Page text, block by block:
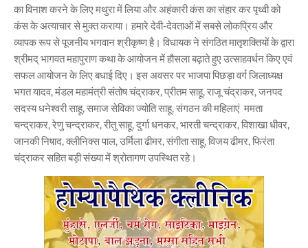
का विनाश करने के लिए मथुरा में लिया और अहंकारी कंस का संहार कर पृथ्वी को
कंस के अत्याचार से मुक्त कराया। हमारे देवी-देवताओं में सबसे लोकप्रिय और
व्यापक रूप से पूजनीय भगवान श्रीकृष्ण है। विधायक ने संगठित मातृशक्तियों के द्वारा
श्रीमद् भागवत महापुराण कथा के आयोजन में हौसला बढ़ाते हुए उत्साहवर्धन किए एवं
सफल आयोजन के लिए बधाई दिए। इस अवसर पर भाजपा पिछड़ा वर्ग जिलाध्यक्ष
भगत यादव, मंडल महामंत्री संतोष चंद्राकर, प्रीतम साहू, राजू चंद्राकर, जनपद
सदस्य धनेश्वरी साहू, समाज सेविका ज्योति साहू, संगठन की महिलाएं ममता
चन्द्राकर, रेणु चन्द्राकर, रीतु साहू, दुर्गा धनकर, भारती चन्द्राकर, विशाखा धीवर,
जानकी निषाद, क्लीनिक्स पाल, उर्मिला ढीमर, संगीता साहू, विजय ढीमर, फिरंता
चंद्राकर सहित बड़ी संख्या में श्रोतागण उपस्थित रहे।